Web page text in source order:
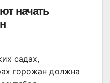
начать
садах,
горожан должна